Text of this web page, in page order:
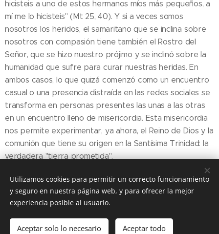
hicisteis a uno de estos hermanos míos más pequeños, a
mí me lo hicisteis" (Mt 25, 40). Y si a veces somos
nosotros los heridos, el samaritano que se inclina sobre
nosotros con compasión tiene también el Rostro del
Señor, que se hizo nuestro prójimo y se inclinó sobre la
humanidad que sufre para curar nuestras heridas. En
ambos casos, lo que quizá comenzó como un encuentro
casual o una presencia distraída en las redes sociales se
transforma en personas presentes las unas a las otras
en un encuentro lleno de misericordia. Esta misericordia
nos permite experimentar, ya ahora, el Reino de Dios y la
comunión que tiene su origen en la Santísima Trinidad: la
verdadera "tierra prometida".
Share
Utilizamos cookies para permitir un correcto funcionamiento
y seguro en nuestra página web, y para ofrecer la mejor
experiencia posible al usuario.
Aceptar solo lo necesario Aceptar todo